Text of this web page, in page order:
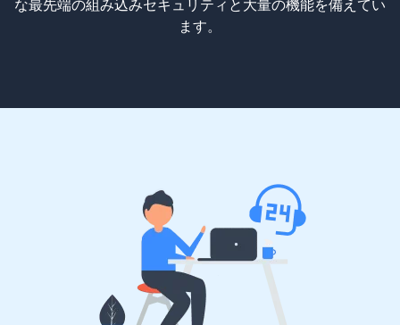
な最先端の組み込みセキュリティと大量の機能を備えてい
ます。